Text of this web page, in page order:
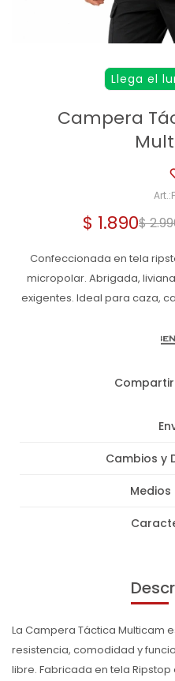
Llega el
Campera
$ 1.890$
Confeccionada en tela
micropolar. Abrigada,
exigentes. Ideal para caza,
Cambios y
La Campera Táctica Multicam
resistencia, comodidad y
libre. Fabricada en tela